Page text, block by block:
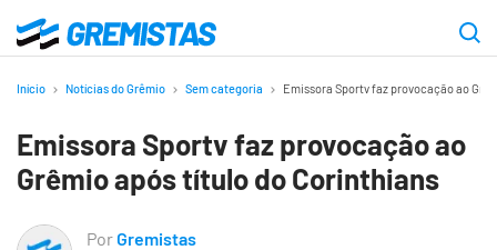
para
principal
Gremistas
Início Notícias do Grêmio Sem categoria Emissora Sportv faz provocação ao
Emissora Sportv faz provocação ao
Grêmio após título do Corinthians
PorGremistas